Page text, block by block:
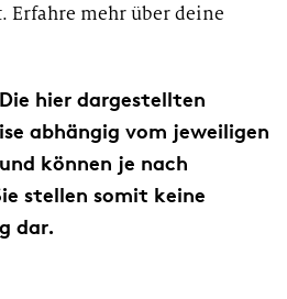
Erfahre mehr über deine
hier dargestellten
abhängig vom jeweiligen
können je nach
stellen somit keine
dar.